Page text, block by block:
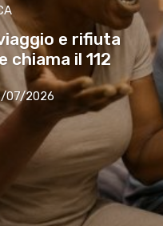
e rifiuta
chiama il 112
07/2026